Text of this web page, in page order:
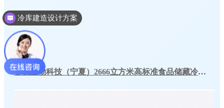
春发生物科技（宁夏）2666立方米高标准食品储藏冷库工程案例
冷库建造投资成本
现在咨询 稍后再说